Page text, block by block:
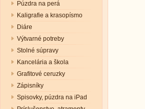
Púzdra na perá
Kaligrafie a krasopísmo
Diáre
Výtvarné potreby
Stolné súpravy
Kancelária a škola
Grafitové ceruzky
Zápisníky
Spisovky, púzdra na iPad